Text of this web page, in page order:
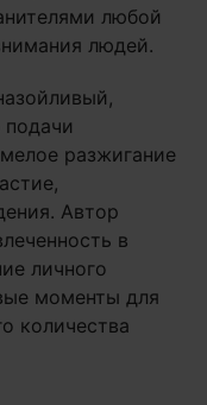
любой
людей.
разжигание
Автор
в
личного
моменты для
количества